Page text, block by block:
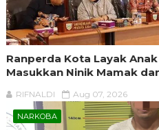
Ranperda Kota Layak
Masukkan Ninik Mamak
RIFNALDI Aug 07, 2026
NARKOBA